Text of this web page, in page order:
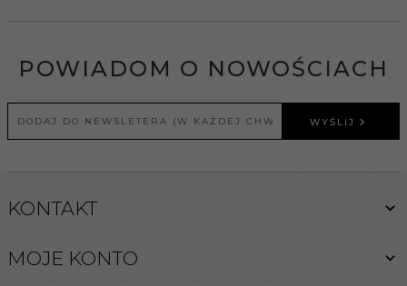
POWIADOM O NOWOŚCIACH
WYŚLIJ
KONTAKT
MOJE KONTO